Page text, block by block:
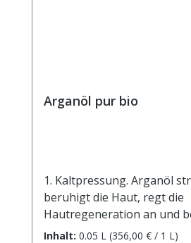
Arganöl pur bio
1. Kaltpressung. Arganöl
beruhigt die Haut, regt die
Hautregeneration an und
Austrocknung und
Inhalt: 0.05 L (356,00 € / 1 L)